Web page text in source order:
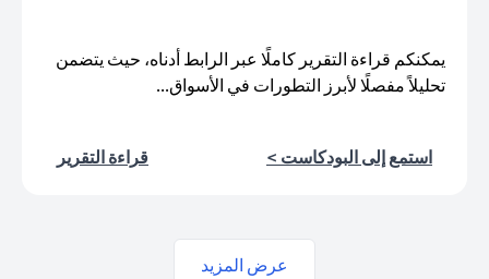
يمكنكم قراءة التقرير كاملًا عبر الرابط أدناه، حيث يتضمن
تحليلاً مفصلًا لأبرز التطورات في الأسواق...
استمع إلى البودكاست > قراءة التقرير
عرض المزيد